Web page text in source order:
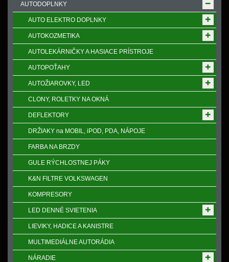
AUTODOPLNKY
AUTO ELEKTRO DOPLNKY
AUTOKOZMETIKA
AUTOLEKÁRNIČKY A HASIACE PRÍSTROJE
AUTOPOŤAHY
AUTOŽIAROVKY, LED
CLONY, ROLETKY NA OKNÁ
DEFLEKTORY
DRŽIAKY na MOBIL, iPOD, PDA, NÁPOJE
FARBA NA BRZDY
GULE RÝCHLOSTNEJ PÁKY
K&N FILTRE VOLKSWAGEN
KOMPRESORY
LED DENNÉ SVIETENIA
LIEVIKY, HADICE A KANISTRE
MULTIMEDIÁLNE AUTORÁDIA
NÁRADIE